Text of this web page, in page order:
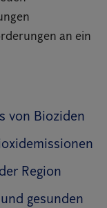
an ein
von Bioziden
Region
gesunden